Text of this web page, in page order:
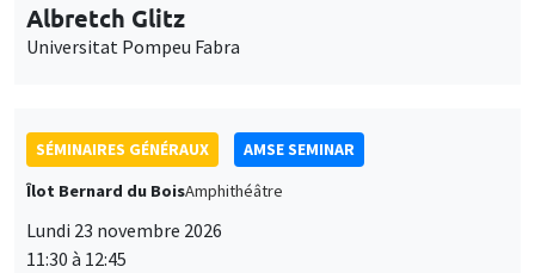
Albretch Glitz
Universitat Pompeu Fabra
SÉMINAIRES GÉNÉRAUX
AMSE SEMINAR
Îlot Bernard du BoisAmphithéâtre
Lundi 23 novembre 2026
11:30 à 12:45